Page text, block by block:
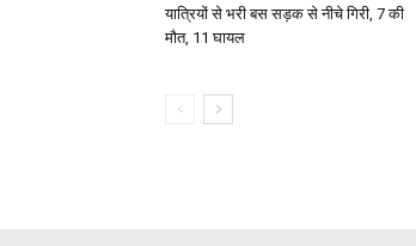
यात्रियों से भरी बस सड़क से नीचे गिरी, 7 की
मौत, 11 घायल